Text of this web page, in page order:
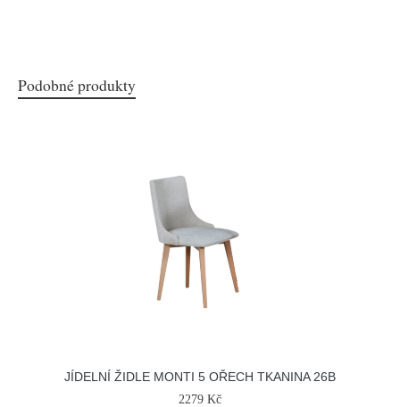
Podobné produkty
JÍDELNÍ ŽIDLE MONTI 5 OŘECH TKANINA 26B
2279 Kč